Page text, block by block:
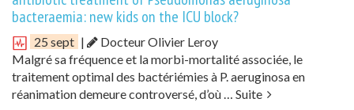
bacteraemia: new kids on the ICU block?
25 sept |
Docteur Olivier Leroy
Malgré sa fréquence et la morbi-mortalité associée, le
traitement optimal des bactériémies à P. aeruginosa en
réanimation demeure controversé, d’où … Suite